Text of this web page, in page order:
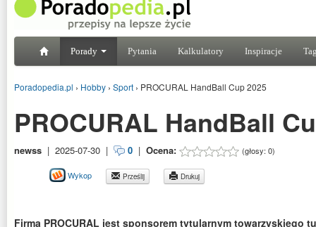
Porady Pytania Kalkulatory Inspiracje
Poradopedia.pl › Hobby › Sport › PROCURAL HandBall Cup 2025
PROCURAL HandBall
newss | 2025-07-30 | 0 | Ocena: (głosy: 0)
Wykop Prześlij Drukuj
Firma PROCURAL jest sponsorem tytularnym towarzyskiego